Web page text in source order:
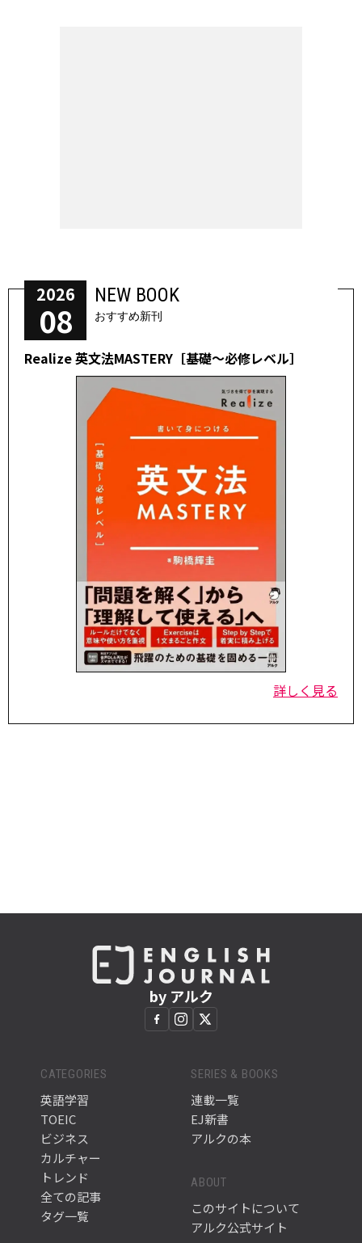
2026
08
NEW BOOK
おすすめ新刊
Realize 英文法MASTERY［基礎～必修レベル］
詳しく見る
by アルク
CATEGORIES
英語学習
TOEIC
ビジネス
カルチャー
トレンド
全ての記事
タグ一覧
SERIES & BOOKS
連載一覧
EJ新書
アルクの本
ABOUT
このサイトについて
アルク公式サイト